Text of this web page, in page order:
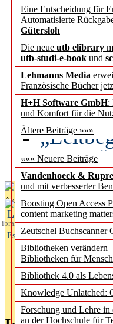
Eine Entscheidung für
Automatisierte
Gütersloh
Die neue utb elibrary
utb-studi-e-book und
Lehmanns Media
Französische Bücher
H+H Software GmbH:
und Komfort für die
Ältere Beiträge »»»
««« Neuere Beiträge
Vandenhoeck &
und mit verbesserter
Boosting Open Access
content marketing
Zeutschel Buchscanner
Bibliotheken verändern
Bibliotheken für
Bibliothek 4.0 als
Knowledge Unlatched:
Forschung und Lehre
an der Hochschule für
besser
des
Aktuelles aus
L
ibrary
Essentials